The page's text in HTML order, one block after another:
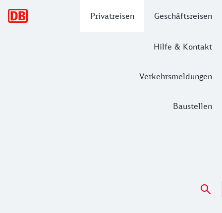
Privatreisen Geschäftsreisen
Hilfe & Kontakt
Verkehrsmeldungen
Baustellen